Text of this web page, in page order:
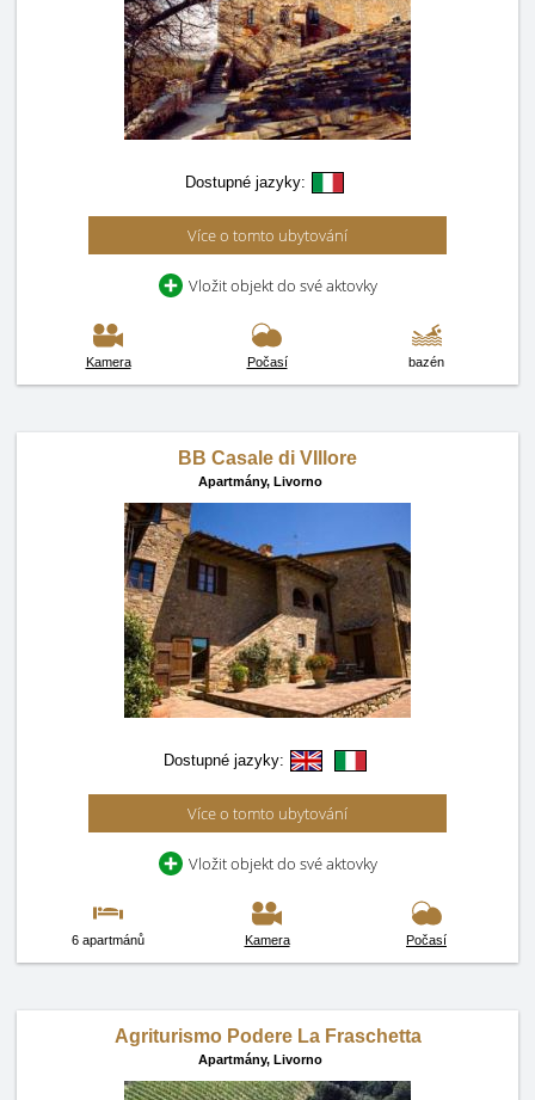
Dostupné jazyky:
Více o tomto ubytování
Vložit objekt do své aktovky
Kamera Počasí bazén
BB Casale di VIllore
Apartmány, Livorno
Dostupné jazyky:
Více o tomto ubytování
Vložit objekt do své aktovky
6 apartmánů Kamera Počasí
Agriturismo Podere La Fraschetta
Apartmány, Livorno